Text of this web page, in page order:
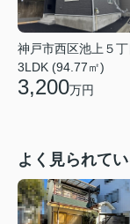
神戸市西区池上５丁
3LDK (94.77㎡)
3,200万円
よく見られて